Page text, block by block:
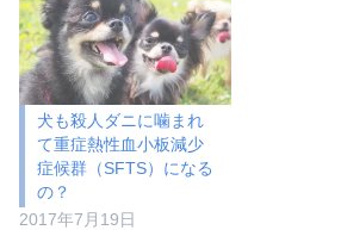
犬も殺人ダニに噛まれ
て重症熱性血小板減少
症候群（SFTS）になる
の？
2017年7月19日